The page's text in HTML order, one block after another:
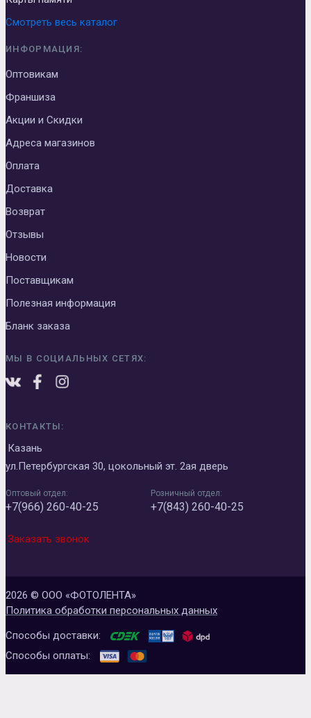
Смотреть весь каталог
ИНФОРМАЦИЯ:
Оптовикам
Франшиза
Акции и Скидки
Адреса магазинов
Оплата
Доставка
Возврат
Отзывы
Новости
Поставщикам
Полезная информация
Бланк заказа
МЫ В СОЦИАЛЬНЫХ СЕТЯХ:
КОНТАКТЫ:
Казань
ул.Петербургская 30, цокольный эт. 2ая дверь
Оптовый отдел:
+7(966) 260-40-25
Розничный отдел:
+7(843) 260-40-25
Заказать звонок
2026 © ООО «ФОТОЛЕНТА»
Политика обработки персональных данных
Способы доставки:
Способы оплаты: